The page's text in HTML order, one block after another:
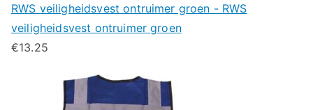
RWS veiligheidsvest ontruimer groen - RWS
veiligheidsvest ontruimer groen
€13.25